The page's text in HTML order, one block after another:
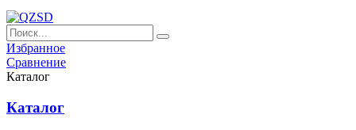
Избранное
Сравнение
Каталог
Каталог